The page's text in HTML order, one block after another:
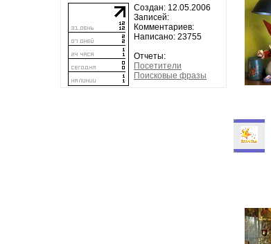
Создан: 12.05.2006
Записей:
Комментариев:
Написано: 23755
Отчеты:
Посетители
Поисковые фразы